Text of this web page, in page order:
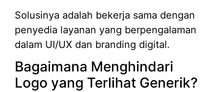
Solusinya adalah bekerja sama dengan
penyedia layanan yang berpengalaman
dalam UI/UX dan branding digital.
Bagaimana Menghindari
Logo yang Terlihat Generik?